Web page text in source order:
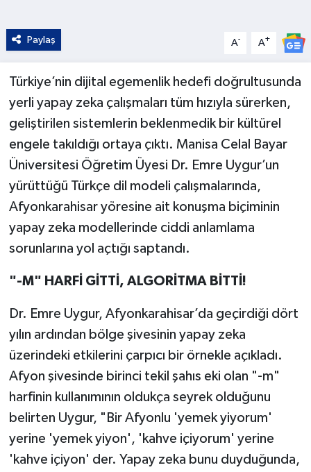
Paylaş A- A+
Türkiye’nin dijital egemenlik hedefi doğrultusunda
yerli yapay zeka çalışmaları tüm hızıyla sürerken,
geliştirilen sistemlerin beklenmedik bir kültürel
engele takıldığı ortaya çıktı. Manisa Celal Bayar
Üniversitesi Öğretim Üyesi Dr. Emre Uygur’un
yürüttüğü Türkçe dil modeli çalışmalarında,
Afyonkarahisar yöresine ait konuşma biçiminin
yapay zeka modellerinde ciddi anlamlama
sorunlarına yol açtığı saptandı.
"-M" HARFİ GİTTİ, ALGORİTMA BİTTİ!
Dr. Emre Uygur, Afyonkarahisar’da geçirdiği dört
yılın ardından bölge şivesinin yapay zeka
üzerindeki etkilerini çarpıcı bir örnekle açıkladı.
Afyon şivesinde birinci tekil şahıs eki olan "-m"
harfinin kullanımının oldukça seyrek olduğunu
belirten Uygur, "Bir Afyonlu 'yemek yiyorum'
yerine 'yemek yiyon', 'kahve içiyorum' yerine
'kahve içiyon' der. Yapay zeka bunu duyduğunda,